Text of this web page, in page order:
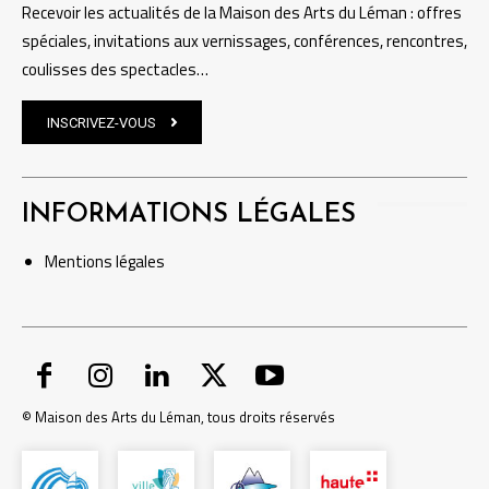
Recevoir les actualités de la Maison des Arts du Léman : offres
spéciales, invitations aux vernissages, conférences, rencontres,
coulisses des spectacles…
INSCRIVEZ-VOUS
INFORMATIONS LÉGALES
Mentionslégales
© Maison des Arts du Léman, tous droits réservés